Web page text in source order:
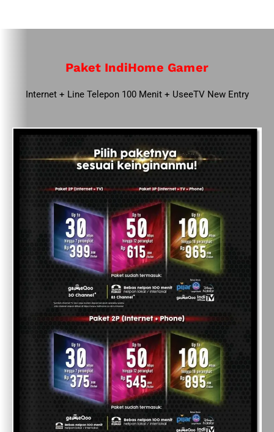
Paket IndiHome Gamer
Internet + Line Telepon 100 Menit + UseeTV New Entry